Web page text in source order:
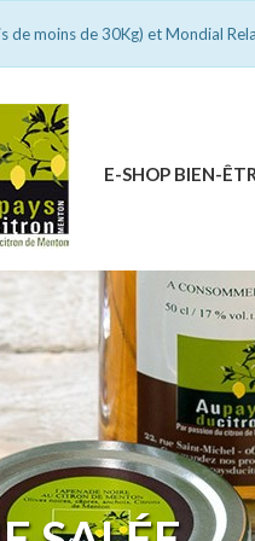
moins de 30Kg) et Mondial
E-SHOP BIEN-